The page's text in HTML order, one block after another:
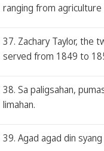
ranging from
37. Zachary Taylor, the
served from 1849 to
38. Sa paligsahan,
limahan.
39. Agad agad din